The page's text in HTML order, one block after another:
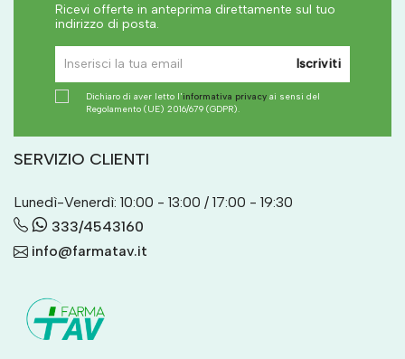
Ricevi offerte in anteprima direttamente sul tuo
indirizzo di posta.
Iscriviti
Dichiaro di aver letto l'informativa privacy ai sensi del
Regolamento (UE) 2016/679 (GDPR).
SERVIZIO CLIENTI
Lunedì-Venerdì: 10:00 - 13:00 / 17:00 - 19:30
333/4543160
info@farmatav.it